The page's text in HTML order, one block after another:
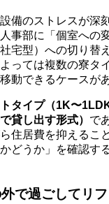
備のストレスが深
事部に「個室への
宅型）への切り替
っては複数の寮タ
動できるケースが
タイプ（1K〜
貸し出す形式） で
住居費を抑えるこ
かどうか」を確認す
で過ごしてリ